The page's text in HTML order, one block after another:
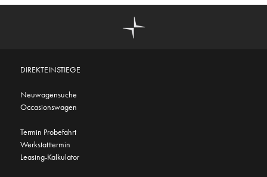
DIREKTEINSTIEGE
Neuwagensuche
Occasionswagen
Termin Probefahrt
Werkstatttermin
Leasing-Kalkulator